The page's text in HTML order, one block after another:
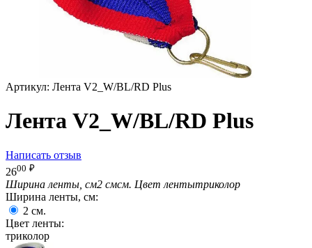
Артикул: Лента V2_W/BL/RD Plus
Лента V2_W/BL/RD Plus
Написать отзыв
2600 ₽
Ширина ленты, см2 смсм. Цвет лентытриколор
Ширина ленты, см:
2 см.
Цвет ленты:
триколор